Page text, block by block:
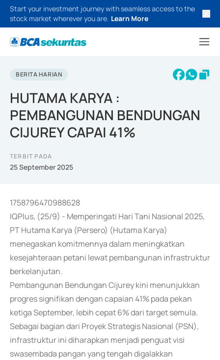
Start your investment journey with seamless access to the
stock market wherever you are. Learn More
BERITA HARIAN
HUTAMA KARYA :
PEMBANGUNAN BENDUNGAN
CIJUREY CAPAI 41%
TERBIT PADA
25 September 2025
1758796470988628
IQPlus, (25/9) - Memperingati Hari Tani Nasional 2025,
PT Hutama Karya (Persero) (Hutama Karya)
menegaskan komitmennya dalam meningkatkan
kesejahteraan petani lewat pembangunan infrastruktur
berkelanjutan.
Pembangunan Bendungan Cijurey kini menunjukkan
progres signifikan dengan capaian 41% pada pekan
ketiga September, lebih cepat 6% dari target semula.
Sebagai bagian dari Proyek Strategis Nasional (PSN),
infrastruktur ini diharapkan menjadi penguat visi
swasembada pangan yang tengah digalakkan